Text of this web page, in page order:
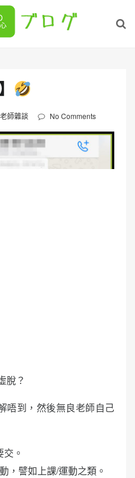
師雜談 No Comments
脫？
唔到，然後無良老師自己
。
譬如上課/運動之類。